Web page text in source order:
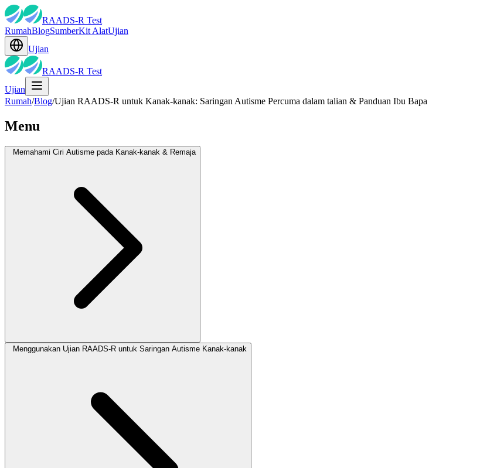
RAADS-R Test
RumahBlogSumberKit AlatUjian
Ujian
RAADS-R Test
Ujian
Rumah/Blog/Ujian RAADS-R untuk Kanak-kanak: Saringan Autisme Percuma dalam talian & Panduan Ibu Bapa
Menu
Memahami Ciri Autisme pada Kanak-kanak & Remaja
Menggunakan Ujian RAADS-R untuk Saringan Autisme Kanak-kanak